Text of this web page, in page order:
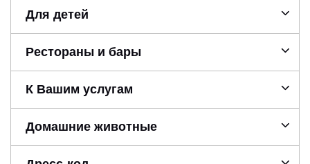
Для детей
Рестораны и бары
К Вашим услугам
Домашние животные